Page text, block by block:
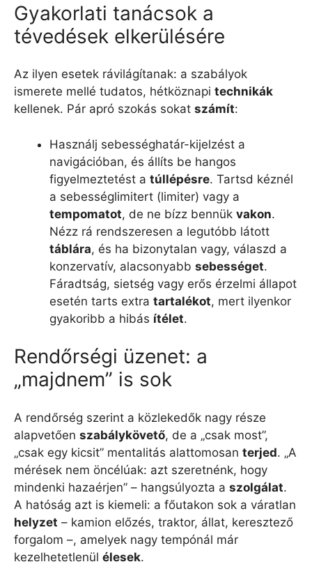
Gyakorlati tanácsok a
tévedések elkerülésére
Az ilyen esetek rávilágítanak: a szabályok
ismerete mellé tudatos, hétköznapi technikák
kellenek. Pár apró szokás sokat számít:
Használj sebességhatár-kijelzést a
navigációban, és állíts be hangos
figyelmeztetést a túllépésre. Tartsd kéznél
a sebességlimitert (limiter) vagy a
tempomatot, de ne bízz bennük vakon.
Nézz rá rendszeresen a legutóbb látott
táblára, és ha bizonytalan vagy, válaszd a
konzervatív, alacsonyabb sebességet.
Fáradtság, sietség vagy erős érzelmi állapot
esetén tarts extra tartalékot, mert ilyenkor
gyakoribb a hibás ítélet.
Rendőrségi üzenet: a
„majdnem” is sok
A rendőrség szerint a közlekedők nagy része
alapvetően szabálykövető, de a „csak most”,
„csak egy kicsit” mentalitás alattomosan terjed. „A
mérések nem öncélúak: azt szeretnénk, hogy
mindenki hazaérjen” – hangsúlyozta a szolgálat.
A hatóság azt is kiemeli: a főutakon sok a váratlan
helyzet – kamion előzés, traktor, állat, keresztező
forgalom –, amelyek nagy tempónál már
kezelhetetlenül élesek.